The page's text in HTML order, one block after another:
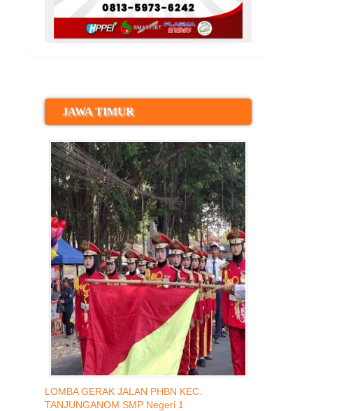
JAWA TIMUR
LOMBA GERAK JALAN PHBN KEC.
TANJUNGANOM SMP Negeri 1